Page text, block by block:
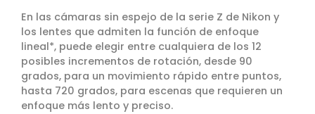
En las cámaras sin espejo de la serie Z de Nikon y
los lentes que admiten la función de enfoque
lineal*, puede elegir entre cualquiera de los 12
posibles incrementos de rotación, desde 90
grados, para un movimiento rápido entre puntos,
hasta 720 grados, para escenas que requieren un
enfoque más lento y preciso.